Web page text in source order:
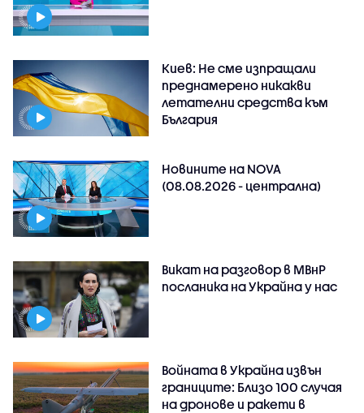
Киев: Не сме изпращали
преднамерено никакви
летателни средства към
България
Новините на NOVA
(08.08.2026 - централна)
Викат на разговор в МВнР
посланика на Украйна у нас
Войната в Украйна извън
границите: Близо 100 случая
на дронове и ракети в